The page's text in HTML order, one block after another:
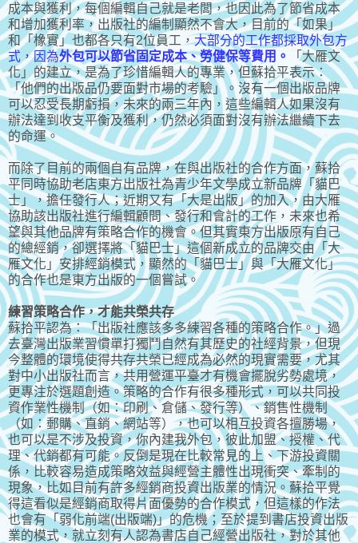
成本與獲利，每個編輯自己就是老闆，也因此為了節省成本
和增加獲利率，出版社的編制顯然不會大，目前的「如果」
和「橡實」也都各只有2位員工，大部分的工作都採取外包方
式，因為外包可以節省固定成本、勞健保等費用。
「大雁文
化」的建立，是為了珍惜編輯人的專業，但蘇拾平表示：
「他們的出版品仍要面對市場的考驗」。沒有一個出版品牌
可以忍受長期虧損，未來的兩三年內，這些編輯人如果沒有
辦法達到收支平衡及獲利，仍然必須面對沒有辦法繼續下去
的命運。
而除了目前的兩個自有品牌，在與出版社的合作方面，蘇拾
平同時協助老店東方出版社為青少年文學成立新品牌「貓巴
士」，擔任發行人；近期又有「大是出版」的加入，由大雁
協助該出版社進行編輯顧問、發行和會計的工作，未來也希
望與其他品牌有策略合作的機會。但其實東方出版原有自己
的總經銷，卻選擇將「貓巴士」這個新成立的品牌交由「大
雁文化」安排經銷模式，顯然的「貓巴士」與「大雁文化」
的合作也是東方出版的一個嘗試。
練習策略合作，才能共榮共存
蘇拾平認為：「出版社應該多多練習各種的策略合作。」過
去臺灣出版業習慣單打獨鬥自然有其歷史的社經背景，但現
今整體的環境使得共存共榮已經成為必然的現實需要，尤其
對中小出版社而言，共用營運平臺才有機會擺脫劣勢處境，
更專注於選題創造。策略的合作有很多種形式，可以共同投
資作業性機制（如：印刷、倉儲、發行等）、銷售性機制
（如：郵購、直銷、網站等），也可以相互投資各擅勝場，
也可以是不涉及投資，你內建我外包，彼此加盟、授權、代
理、代銷都有可能。反倒是現在比較常見的上、下游投資關
係，比較容易造成策略效益與經營主體性出現衝突、牽制的
現象，比如目前有許多經銷商投資出版業的情況。蘇拾平覺
得這看似是經銷商取得片面優勢的合作模式，但這樣的作法
也會有「弱化前端(出版端)」的危機；至於提到書店投資出版
業的模式，就立刻有人認為書店自己經營出版社，對於其他